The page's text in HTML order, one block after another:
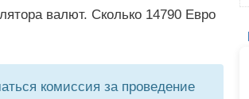
валют. Сколько 14790 Евро
комиссия за проведение